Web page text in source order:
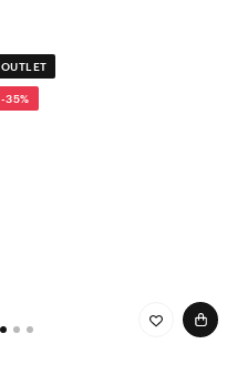
OUTLET
-35%